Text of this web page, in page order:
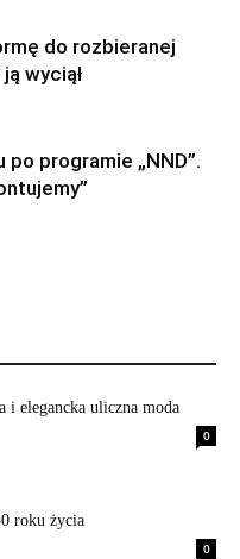
do rozbieranej
wyciął
po programie „NND”.
i elegancka uliczna moda
0
roku życia
0